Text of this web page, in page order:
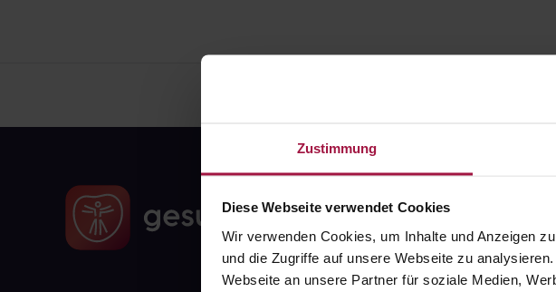
Zustimmung
Diese Webseite verwendet Cookies
Wir verwenden Cookies, um Inhalte und Anzeigen
und die Zugriffe auf unsere Webseite zu
Webseite an unsere Partner für soziale Medien,
Über